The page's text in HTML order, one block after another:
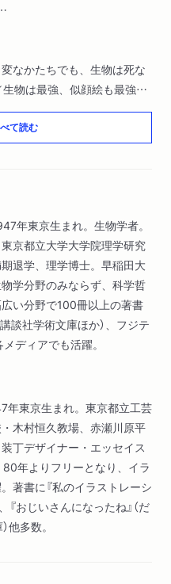
なかたちでも、生物は死な
生物は最強、似顔絵も最強／
源には何がある？／脳の入力
／「分かり直す」ってうれ
絶滅するって、考えな
いもの好き／ＡＩができな
切にしなくたって、びくと
ょうがない…
／脳細胞のコミュニケーシ
理論が教育を救う／「分から
絵はなぜつまらないのか／首
くてもできることをやれ／
見る…
／変化を柔軟に／ルールが
て読む
年東京生まれ。生物学者。
京都立大学大学院理学研究
退学、理学博士。早稲田大
学分野のみならず、科学哲
い分野で100冊以上の著書
談社学術文庫ほか）、フジテ
ディアでも活躍。
年東京生まれ。東京都立工芸
木村恒久教場、赤瀬川原平
丁デザイナー・エッセイス
80年よりフリーとなり、イラ
著書に『私のイラストレーシ
『おじいさんになったね』（だ
他多数。